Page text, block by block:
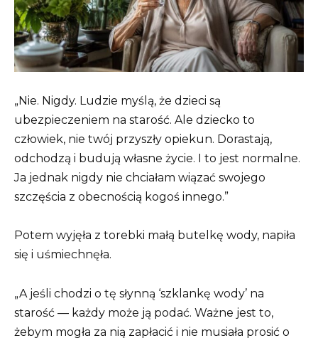
„Nie. Nigdy. Ludzie myślą, że dzieci są
ubezpieczeniem na starość. Ale dziecko to
człowiek, nie twój przyszły opiekun. Dorastają,
odchodzą i budują własne życie. I to jest normalne.
Ja jednak nigdy nie chciałam wiązać swojego
szczęścia z obecnością kogoś innego.”
Potem wyjęła z torebki małą butelkę wody, napiła
się i uśmiechnęła.
„A jeśli chodzi o tę słynną ‘szklankę wody’ na
starość — każdy może ją podać. Ważne jest to,
żebym mogła za nią zapłacić i nie musiała prosić o